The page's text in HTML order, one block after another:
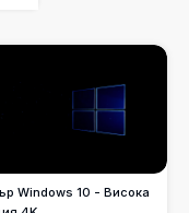
Windows 10 - Висока